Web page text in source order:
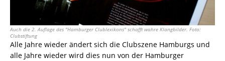
Auch die 2. Auflage des "Hamburger Clublexikons" schafft wahre Klangbilder. Foto:
Clubstiftung
Alle Jahre wieder ändert sich die Clubszene Hamburgs und
alle Jahre wieder wird dies nun von der Hamburger